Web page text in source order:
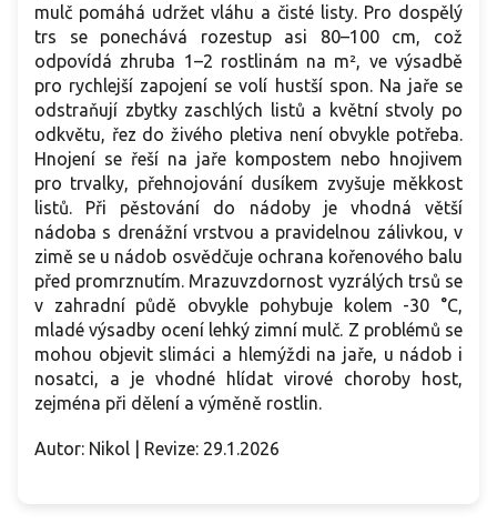
mulč pomáhá udržet vláhu a čisté listy. Pro dospělý
trs se ponechává rozestup asi 80–100 cm, což
odpovídá zhruba 1–2 rostlinám na m², ve výsadbě
pro rychlejší zapojení se volí hustší spon. Na jaře se
odstraňují zbytky zaschlých listů a květní stvoly po
odkvětu, řez do živého pletiva není obvykle potřeba.
Hnojení se řeší na jaře kompostem nebo hnojivem
pro trvalky, přehnojování dusíkem zvyšuje měkkost
listů. Při pěstování do nádoby je vhodná větší
nádoba s drenážní vrstvou a pravidelnou zálivkou, v
zimě se u nádob osvědčuje ochrana kořenového balu
před promrznutím. Mrazuvzdornost vyzrálých trsů se
v zahradní půdě obvykle pohybuje kolem -30 °C,
mladé výsadby ocení lehký zimní mulč. Z problémů se
mohou objevit slimáci a hlemýždi na jaře, u nádob i
nosatci, a je vhodné hlídat virové choroby host,
zejména při dělení a výměně rostlin.
Autor: Nikol | Revize: 29.1.2026